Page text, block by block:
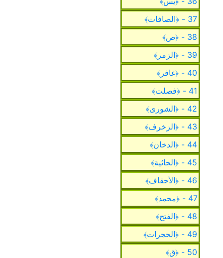
37 - ﴿الصافات﴾
38 - ﴿ص﴾
39 - ﴿الزمر﴾
40 - ﴿غافر﴾
41 - ﴿فصلت﴾
42 - ﴿الشورى﴾
43 - ﴿الزخرف﴾
44 - ﴿الدخان﴾
45 - ﴿الجاثية﴾
46 - ﴿الأحقاف﴾
47 - ﴿محمد﴾
48 - ﴿الفتح﴾
49 - ﴿الحجرات﴾
50 - ﴿ق﴾